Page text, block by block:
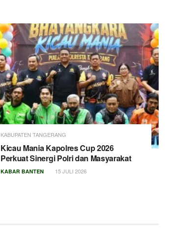
KABUPATEN TANGERANG
Kicau Mania Kapolres Cup 2026
Perkuat Sinergi Polri dan Masyarakat
KABAR BANTEN 15 JULI 2026